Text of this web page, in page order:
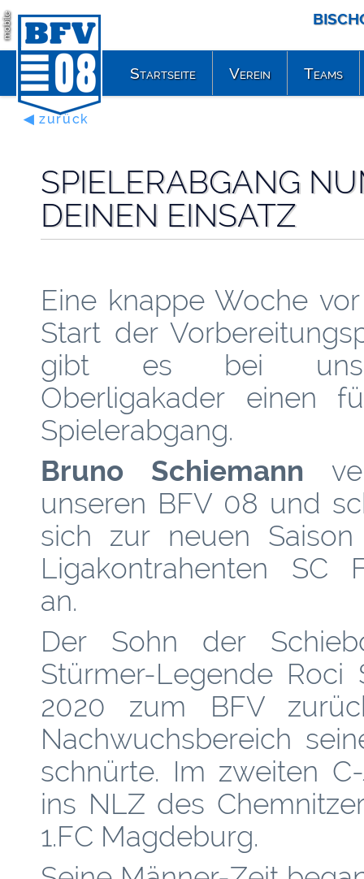
mobile
◀ zurück
SPIELERABGANG
DEINEN EINSATZ
Eine knappe Woche
Start der
gibt es bei
Oberligakader einen
Spielerabgang.
Bruno Schiemann
unseren BFV 08 und
sich zur neuen
Ligakontrahenten SC
an.
Der Sohn der
Stürmer-Legende Roci
2020 zum BFV
Nachwuchsbereich
schnürte. Im zweiten
ins NLZ des
1.FC Magdeburg.
Startseite Verein Teams